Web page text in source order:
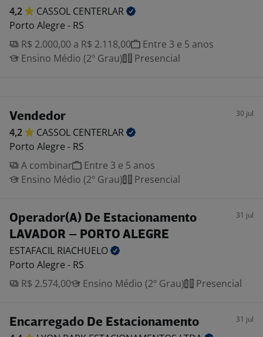
4,2 CASSOL CENTERLAR
Porto Alegre - RS
R$ 2.000,00 a R$ 2.118,00
Entre 3 e 5 anos
Ensino Médio (2º Grau)
Presencial
Vendedor 30 jul
4,2 CASSOL CENTERLAR
Porto Alegre - RS
A combinar
Entre 3 e 5 anos
Ensino Médio (2º Grau)
Presencial
Operador(A) De Estacionamento
LAVADOR – PORTO ALEGRE
31 jul
ESTAFACIL RIACHUELO
Porto Alegre - RS
R$ 2.574,00
Ensino Médio (2º Grau) Presencial
Encarregado De Estacionamento 31 jul